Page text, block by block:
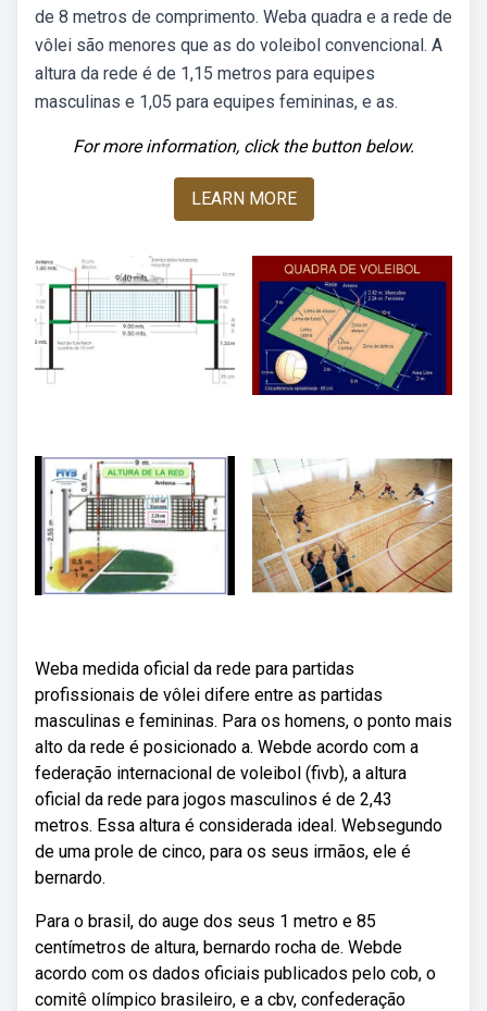
de 8 metros de comprimento. Weba quadra e a rede de
vôlei são menores que as do voleibol convencional. A
altura da rede é de 1,15 metros para equipes
masculinas e 1,05 para equipes femininas, e as.
For more information, click the button below.
LEARN MORE
Weba medida oficial da rede para partidas
profissionais de vôlei difere entre as partidas
masculinas e femininas. Para os homens, o ponto mais
alto da rede é posicionado a. Webde acordo com a
federação internacional de voleibol (fivb), a altura
oficial da rede para jogos masculinos é de 2,43
metros. Essa altura é considerada ideal. Websegundo
de uma prole de cinco, para os seus irmãos, ele é
bernardo.
Para o brasil, do auge dos seus 1 metro e 85
centímetros de altura, bernardo rocha de. Webde
acordo com os dados oficiais publicados pelo cob, o
comitê olímpico brasileiro, e a cbv, confederação